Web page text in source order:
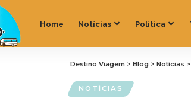
Home Notícias Política
Destino Viagem > Blog > Notícias >
NOTÍCIAS